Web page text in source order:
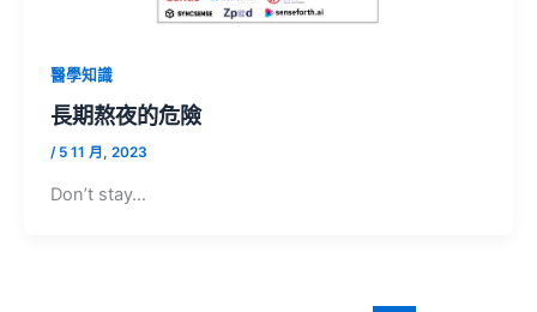
醫學知識
長期熬夜的危險
/ 5 11 月, 2023
Don’t stay…